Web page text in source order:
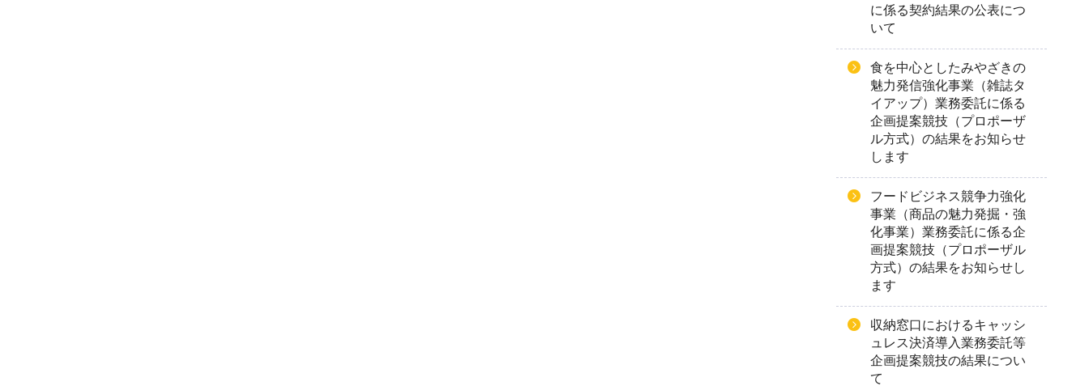
に係る契約結果の公表につ
いて
食を中心としたみやざきの
魅力発信強化事業（雑誌タ
イアップ）業務委託に係る
企画提案競技（プロポーザ
ル方式）の結果をお知らせ
します
フードビジネス競争力強化
事業（商品の魅力発掘・強
化事業）業務委託に係る企
画提案競技（プロポーザル
方式）の結果をお知らせし
ます
収納窓口におけるキャッシ
ュレス決済導入業務委託等
企画提案競技の結果につい
て